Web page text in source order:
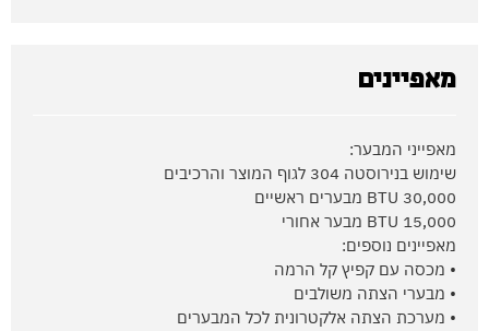
מאפיינים
מאפייני המבער:
שימוש בנירוסטה 304 לגוף המוצר והרכיבים
30,000 BTU מבערים ראשיים
15,000 BTU מבער אחורי
מאפיינים נוספים:
• מכסה עם קפיץ קל הרמה
• מבערי הצתה משולבים
• מערכת הצתה אלקטרונית לכל המבערים